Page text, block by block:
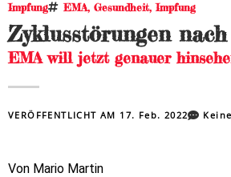
Impfung EMA, Gesundheit,Impfung
Zyklusstörungen
EMA will jetzt genauer
VERÖFFENTLICHT AM 17. Feb. 2022
Von Mario Martin